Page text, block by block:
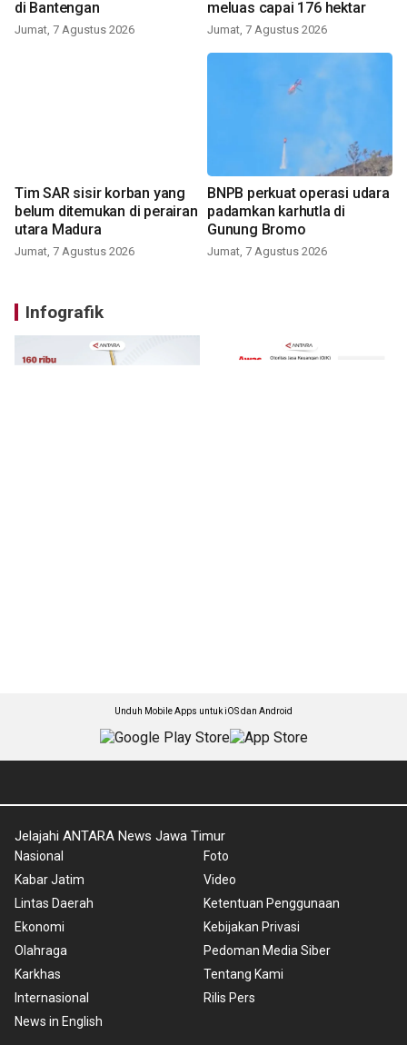
di Bantengan
Jumat, 7 Agustus 2026
meluas capai 176 hektar
Jumat, 7 Agustus 2026
Tim SAR sisir korban yang
belum ditemukan di perairan
utara Madura
Jumat, 7 Agustus 2026
BNPB perkuat operasi udara
padamkan karhutla di
Gunung Bromo
Jumat, 7 Agustus 2026
Infografik
Unduh Mobile Apps untuk iOS dan Android
Jelajahi ANTARA News Jawa Timur
Nasional
Kabar Jatim
Lintas Daerah
Ekonomi
Olahraga
Karkhas
Internasional
News in English
Foto
Video
Ketentuan Penggunaan
Kebijakan Privasi
Pedoman Media Siber
Tentang Kami
Rilis Pers